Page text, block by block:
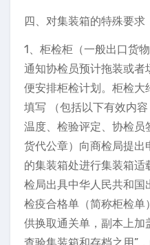
四、对集装箱的特殊要求
1、柜检柜（一般出口货
通知协检员预计拖装或者
便安排柜检计划。柜检大
填写 （包括以下有效内容
温度、检验评定、协检员
货代公章）向商检局提出
的集装箱处进行集装箱
检局出具中华人民共和国
检疫合格单（简称柜检单
供换取通关单，副本上加